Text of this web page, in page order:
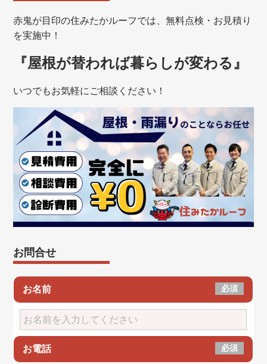
赤鬼が目印の住みたかルーフでは、無料点検・お見積り
を実施中！
『屋根が替われば暮らしが変わる』
いつでもお気軽にご相談ください！
お問合せ
お名前 必須
お電話 必須